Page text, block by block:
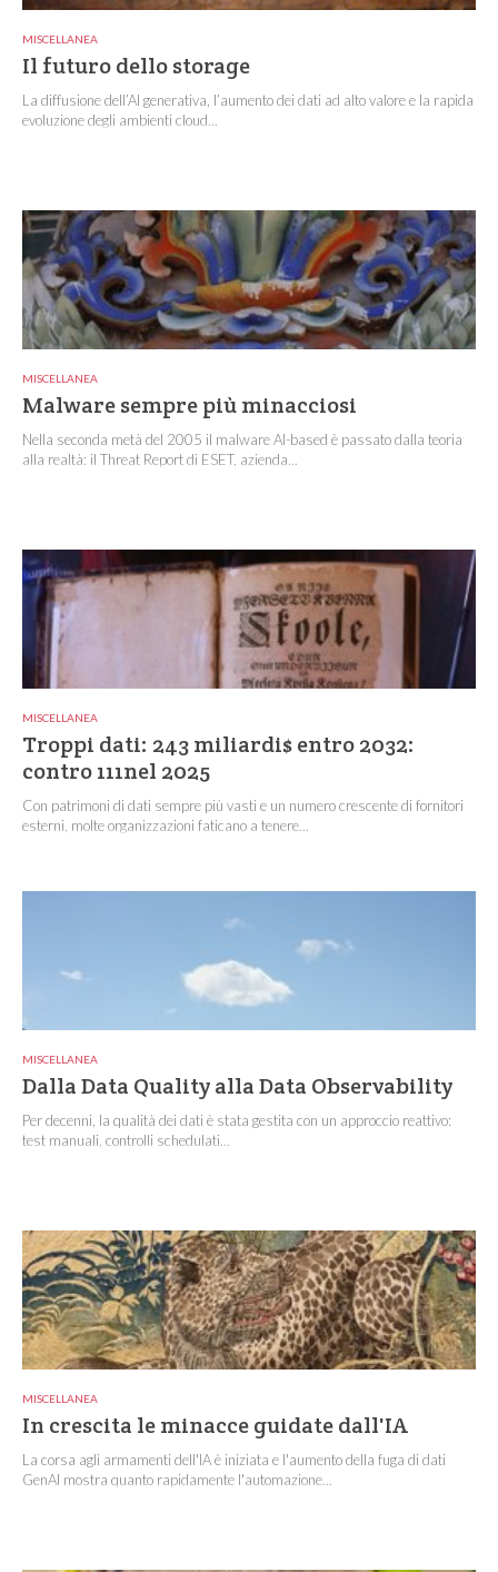
MISCELLANEA
Il futuro dello storage
La diffusione dell’AI generativa, l’aumento dei dati ad alto valore e la rapida
evoluzione degli ambienti cloud...
MISCELLANEA
Malware sempre più minacciosi
Nella seconda metà del 2005 il malware AI-based è passato dalla teoria
alla realtà: il Threat Report di ESET, azienda...
MISCELLANEA
Troppi dati: 243 miliardi$ entro 2032:
contro 111nel 2025
Con patrimoni di dati sempre più vasti e un numero crescente di fornitori
esterni, molte organizzazioni faticano a tenere...
MISCELLANEA
Dalla Data Quality alla Data Observability
Per decenni, la qualità dei dati è stata gestita con un approccio reattivo:
test manuali, controlli schedulati...
MISCELLANEA
In crescita le minacce guidate dall'IA
La corsa agli armamenti dell'IA è iniziata e l'aumento della fuga di dati
GenAI mostra quanto rapidamente l'automazione...